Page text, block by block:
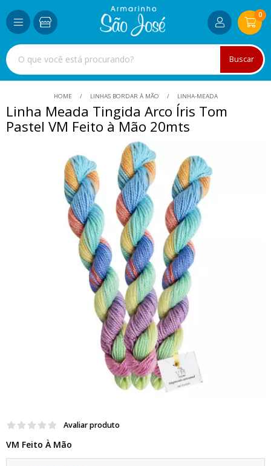
Buscar
0
HOME LINHAS BORDAR À MÃO LINHA-MEADA
Linha Meada Tingida Arco Íris Tom
Pastel VM Feito à Mão 20mts
Avaliar produto
VM Feito À Mão